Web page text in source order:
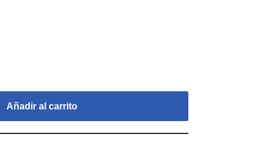
Añadir al carrito